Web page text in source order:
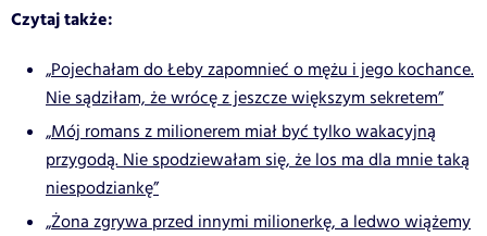
Czytaj także:
„Pojechałam do Łeby zapomnieć o mężu i jego kochance.
Nie sądziłam, że wrócę z jeszcze większym sekretem”
„Mój romans z milionerem miał być tylko wakacyjną
przygodą. Nie spodziewałam się, że los ma dla mnie taką
niespodziankę”
„Żona zgrywa przed innymi milionerkę, a ledwo wiążemy